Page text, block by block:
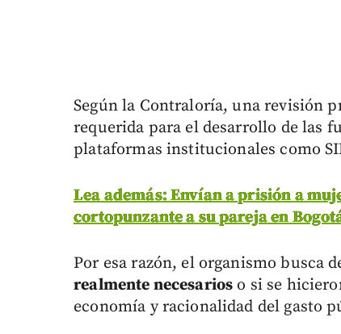
Según la Contraloría, una revisión
requerida para el desarrollo de las
plataformas institucionales como
Lea además: Envían a prisión a
cortopunzante a su pareja en
Por esa razón, el organismo busca
realmente necesarios o si se
economía y racionalidad del gasto